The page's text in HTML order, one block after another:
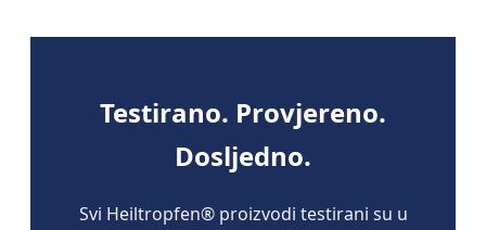
Testirano. Provjereno.
Dosljedno.
Svi Heiltropfen® proizvodi testirani su u